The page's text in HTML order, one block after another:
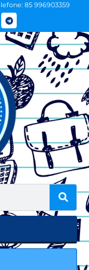
85 996903359